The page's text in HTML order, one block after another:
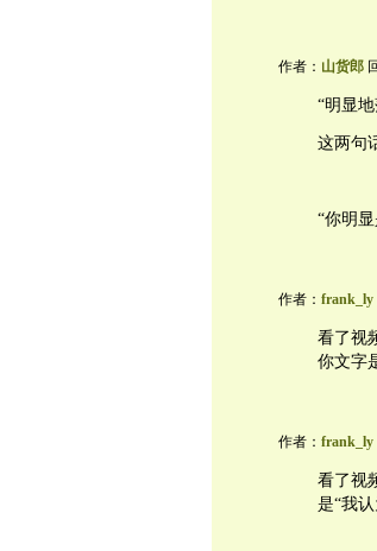
作者： 山货郎
“明显
这两句
“你明
作者： frank_ly
看了视
你文字
作者： frank_ly
看了视
是“我